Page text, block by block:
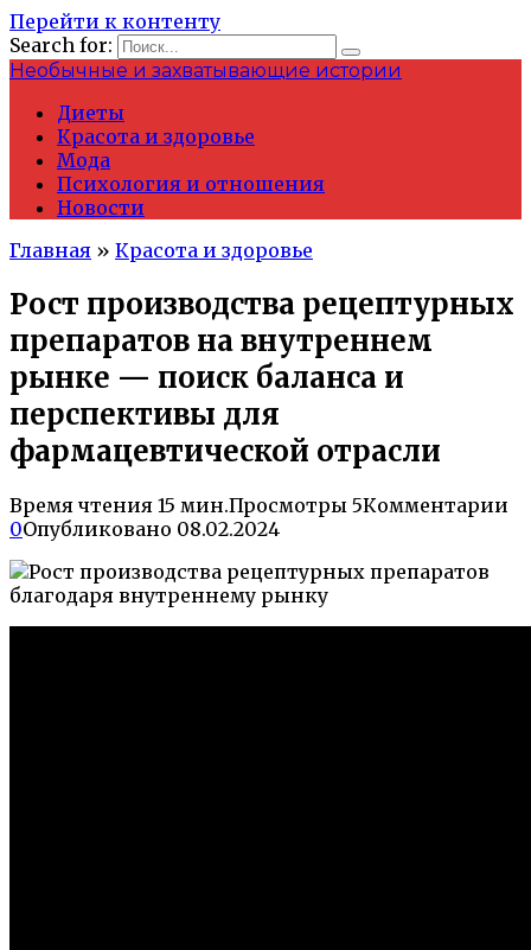
Перейти к контенту
Search for:
Необычные и захватывающие истории
Диеты
Красота и здоровье
Мода
Психология и отношения
Новости
Главная » Красота и здоровье
Рост производства рецептурных
препаратов на внутреннем
рынке — поиск баланса и
перспективы для
фармацевтической отрасли
Время чтения 15 мин.Просмотры 5Комментарии
0Опубликовано 08.02.2024